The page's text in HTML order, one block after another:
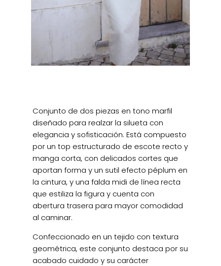
Conjunto de dos piezas en tono marfil
diseñado para realzar la silueta con
elegancia y sofisticación. Está compuesto
por un top estructurado de escote recto y
manga corta, con delicados cortes que
aportan forma y un sutil efecto péplum en
la cintura, y una falda midi de línea recta
que estiliza la figura y cuenta con
abertura trasera para mayor comodidad
al caminar.
Confeccionado en un tejido con textura
geométrica, este conjunto destaca por su
acabado cuidado y su carácter